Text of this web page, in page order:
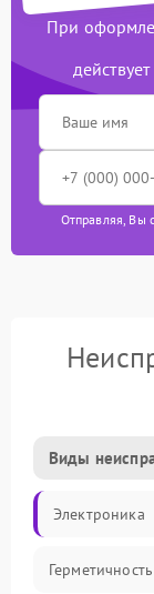
При
Отправляя, Вы
Виды
Электроника
Герметичность